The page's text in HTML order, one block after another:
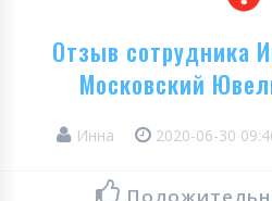
Отзыв сотрудника
Московский
Инна 2020-06-30